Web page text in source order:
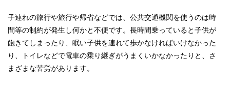
子連れの旅行や旅行や帰省などでは、公共交通機関を使うのは時
間等の制約が発生し何かと不便です。長時間乗っていると子供が
飽きてしまったり、眠い子供を連れて歩かなければいけなかった
り、トイレなどで電車の乗り継ぎがうまくいかなかったりと、さ
まざまな苦労があります。